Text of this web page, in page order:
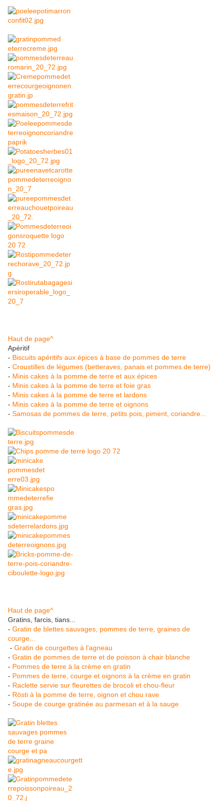
Haut de page^
Apéritif
- Biscuits apéritifs aux épices à base de pommes de terre
- Croustilles de légumes (betteraves, panais et pommes de terre)
- Minis cakes à la pomme de terre et aux épices
- Minis cakes à la pomme de terre et foie gras
- Minis cakes à la pomme de terre et lardons
- Minis cakes à la pomme de terre et oignons
- Samosas de pommes de terre, petits pois, piment, coriandre...
Haut de page^
Gratins, farcis, tians...
- Gratin de blettes sauvages, pommes de terre, graines de
courge...
- Gratin de courgettes à l'agneau
- Gratin de pommes de terre et de poisson à chair blanche
- Pommes de terre à la crème en gratin
- Pommes de terre, courge et oignons à la crème en gratin
- Raclette servie sur fleurettes de brocoli et chou-fleur
- Rösti à la pomme de terre, oignon et chou rave
- Soupe de courge gratinée au parmesan et à la sauge